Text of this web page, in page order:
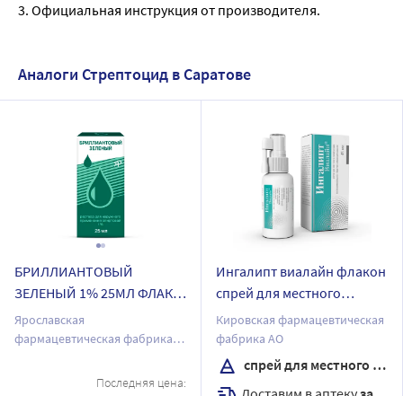
3. Официальная инструкция от производителя.
Аналоги Стрептоцид в Саратове
БРИЛЛИАНТОВЫЙ
ЗЕЛЕНЫЙ 1% 25МЛ ФЛАК
Р-Р Д/НАРУЖ ПРИМ
СПИРТОВОЙ /
Ярославская
фармацевтическая фабрика
Последняя цена:
Ингалипт виалайн флакон
спрей для местного
применения 45 мл
комплектность насадка-
распылитель
Кировская фармацевтическая
фабрика АО
спрей для местного применения